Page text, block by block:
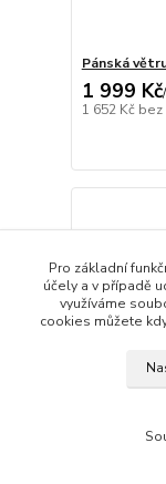
Pánská
1 999 Kč/
1 652 Kč bez
Pro základní
účely a v případě
využíváme
cookies můžete